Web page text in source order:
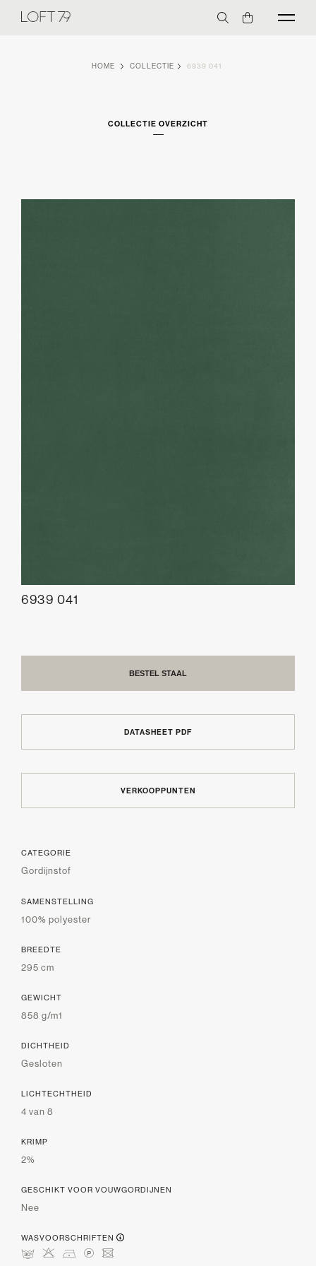
HOME COLLECTIE 6939 041
COLLECTIE OVERZICHT
6939 041
BESTEL STAAL
DATASHEET PDF
VERKOOPPUNTEN
CATEGORIE
Gordijnstof
SAMENSTELLING
100% polyester
BREEDTE
295 cm
GEWICHT
858 g/m1
DICHTHEID
Gesloten
LICHTECHTHEID
4 van 8
KRIMP
2%
GESCHIKT VOOR VOUWGORDIJNEN
Nee
WASVOORSCHRIFTEN
mHDLU